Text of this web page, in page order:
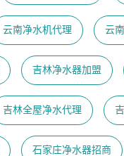
云南净水机代理 云
吉林净水器加盟
吉林全屋净水代理
石家庄净水器招商